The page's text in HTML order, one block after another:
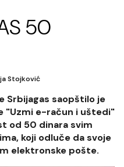
50
Stojković
Srbijagas saopštilo je
"Uzmi e-račun i uštedi"
od 50 dinara svim
koji odluče da svoje
elektronske pošte.